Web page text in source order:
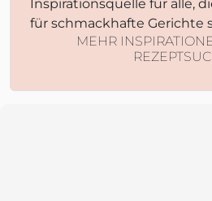
Inspirationsquelle für alle,
für schmackhafte Gerichte
MEHR